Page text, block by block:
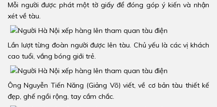
Mỗi người được phát một tờ giấy để đóng góp ý kiến và nhận
xét về tàu.
Lần lượt từng đoàn người được lên tàu. Chủ yếu là các vị khách
cao tuổi, vắng bóng giới trẻ.
Ông Nguyễn Tiến Năng (Giảng Võ) viết, về cơ bản tàu thiết kế
đẹp, ghế ngồi rộng, tay cầm chắc.